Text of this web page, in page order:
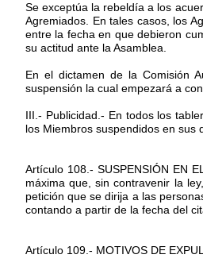
Se exceptúa la rebeldía a los
Agremiados. En tales casos, los
entre la fecha en que debieron
su actitud ante la Asamblea.
En el dictamen de la Comisión
suspensión la cual empezará a
III.- Publicidad.- En todos los
los Miembros suspendidos en sus
Artículo 108.- SUSPENSIÓN EN
máxima que, sin contravenir la
petición que se dirija a las
contando a partir de la fecha del
Artículo 109.- MOTIVOS DE